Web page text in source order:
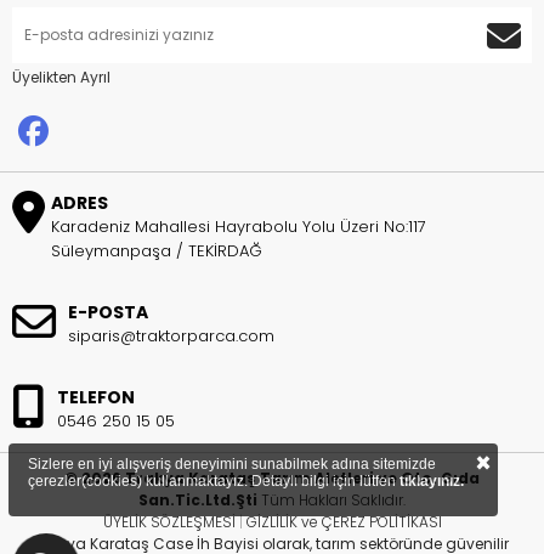
Üyelikten Ayrıl
ADRES
Karadeniz Mahallesi Hayrabolu Yolu Üzeri No:117
Süleymanpaşa / TEKİRDAĞ
E-POSTA
siparis@traktorparca.com
TELEFON
0546 250 15 05
© 2026 Trakya Karataş Tarım Aletleri ve Oto. Gıda
San.Tic.Ltd.Şti Tüm Hakları Saklıdır.
ÜYELİK SÖZLEŞMESİ|GİZLİLİK ve ÇEREZ POLİTİKASI
Trakya Karataş Case İh Bayisi olarak, tarım sektöründe güvenilir
Sizlere en iyi alışveriş deneyimini sunabilmek adına sitemizde
çerezler(cookies) kullanmaktayız. Detaylı bilgi için lütfentıklayınız. ×